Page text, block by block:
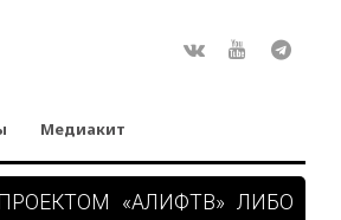
Медиакит
«АЛИФТВ» ЛИБО